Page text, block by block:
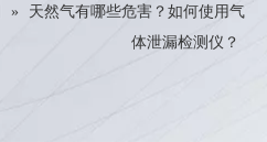
»
天然气有哪些危害？如何使用气
体泄漏检测仪？